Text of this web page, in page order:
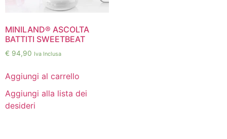
MINILAND® ASCOLTA
BATTITI SWEETBEAT
€ 94,90 Iva Inclusa
Aggiungi al carrello
Aggiungi alla lista dei
desideri